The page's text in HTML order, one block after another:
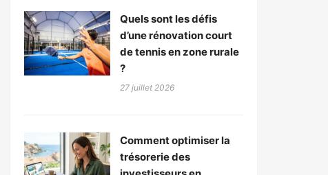
Quels sont les défis
d’une rénovation court
de tennis en zone rurale
?
27 juillet 2026
Comment optimiser la
trésorerie des